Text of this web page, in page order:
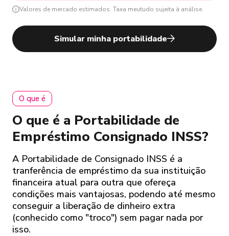
Valores de mercado estimados. Taxa meutudo sujeita à análise.
Simular minha portabilidade
O que é
O que é a Portabilidade de
Empréstimo Consignado INSS?
A Portabilidade de Consignado INSS é a
tranferência de empréstimo da sua instituição
financeira atual para outra que ofereça
condições mais vantajosas, podendo até mesmo
conseguir a liberação de dinheiro extra
(conhecido como "troco") sem pagar nada por
isso.